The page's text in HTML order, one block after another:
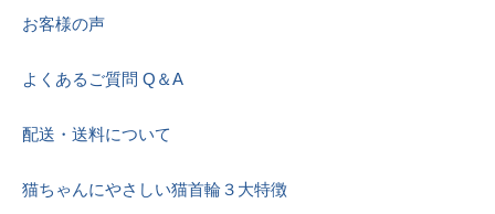
お客様の声
よくあるご質問 Q＆A
配送・送料について
猫ちゃんにやさしい猫首輪３大特徴